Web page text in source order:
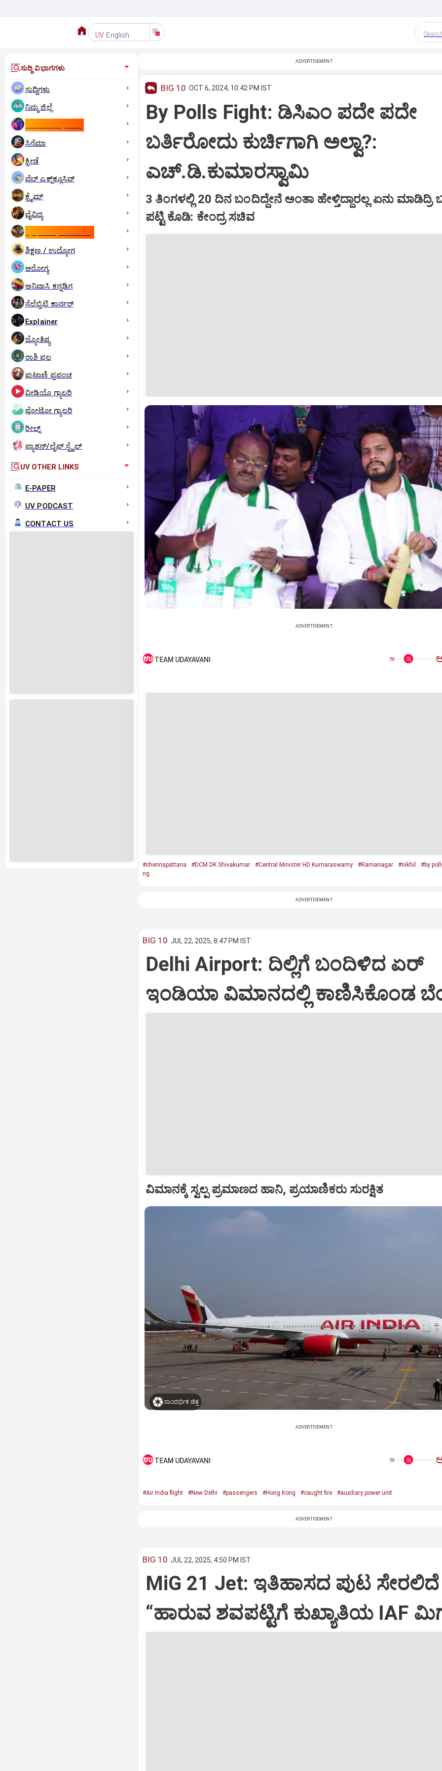
UV English
ಸುದ್ದಿ ವಿಭಾಗಗಳು
ಸುದ್ದಿಗಳು
ನಿಮ್ಮ ಜಿಲ್ಲೆ
ಸಿನೆಮಾ
ಕ್ರೀಡೆ
ವೆಬ್ ಎಕ್ಸ್‌ಕ್ಲೂಸಿವ್
ಕ್ರೈಮ್
ವೈವಿಧ್ಯ
ಶಿಕ್ಷಣ / ಉದ್ಯೋಗ
ಆರೋಗ್ಯ
ಅನಿವಾಸಿ ಕನ್ನಡಿಗ
ಸೆಲೆಬ್ರಿಟಿ ಕಾರ್ನರ್‌
Explainer
ಜ್ಯೋತಿಷ್ಯ
ರಾಶಿ ಫಲ
ಪುಟಾಣಿ ಪ್ರಪಂಚ
ವೀಡಿಯೊ ಗ್ಯಾಲರಿ
ಫೋಟೋ ಗ್ಯಾಲರಿ
ರೀಲ್ಸ್
ಫ್ಯಾಶನ್/ಲೈಫ್‌ ಸ್ಟೈಲ್
UV OTHER LINKS
E-PAPER
UV PODCAST
CONTACT US
ADVERTISEMENT
BIG 10 OCT 6, 2024, 10:42 PM IST
By Polls Fight: ಡಿಸಿಎಂ ಪದೇ ಪದೇ
ಬರ್ತಿರೋದು ಕುರ್ಚಿಗಾಗಿ ಅಲ್ವಾ?:
ಎಚ್‌.ಡಿ.ಕುಮಾರಸ್ವಾಮಿ
3 ತಿಂಗಳಲ್ಲಿ 20 ದಿನ ಬಂದಿದ್ದೇನೆ ಅಂತಾ ಹೇಳ್ತಿದ್ದಾರಲ್ಲ ಏನು ಮಾಡಿದ್ರಿ
ಪಟ್ಟಿ ಕೊಡಿ: ಕೇಂದ್ರ ಸಚಿವ
ADVERTISEMENT
TEAM UDAYAVANI ಅ
#chennapattana #DCM DK Shivakumar #Central Minister HD Kumaraswamy #Ramanagar #nikhil
#by
ng
ADVERTISEMENT
BIG 10 JUL 22, 2025, 8:47 PM IST
Delhi Airport: ದಿಲ್ಲಿಗೆ ಬಂದಿಳಿದ ಏರ್‌
ಇಂಡಿಯಾ ವಿಮಾನದಲ್ಲಿ ಕಾಣಿಸಿಕೊಂಡ
ವಿಮಾನಕ್ಕೆ ಸ್ವಲ್ಪ ಪ್ರಮಾಣದ ಹಾನಿ, ಪ್ರಯಾಣಿಕರು ಸುರಕ್ಷಿತ
ಸಾಂದರ್ಭಿಕ ಚಿತ್ರ
ADVERTISEMENT
TEAM UDAYAVANI ಅ
#Air India flight #New Delhi #passengers #Hong Kong #caught fire #auxiliary power unit
ADVERTISEMENT
BIG 10 JUL 22, 2025, 4:50 PM IST
MiG 21 Jet: ಇತಿಹಾಸದ ಪುಟ ಸೇರಲಿದೆ
“ಹಾರುವ ಶವಪಟ್ಟಿಗೆ ಕುಖ್ಯಾತಿಯ IAF